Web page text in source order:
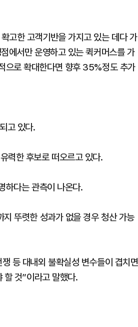
고한 고객기반을 가지고 있는 데다 가
에서만 운영하고 있는 퀵커머스를 가
으로 확대한다면 향후 35%정도 추가
고 있다.
력한 후보로 떠오르고 있다.
하다는 관측이 나온다.
뚜렷한 성과가 없을 경우 청산 가능
등 대내외 불확실성 변수들이 겹치면
할 것”이라고 말했다.